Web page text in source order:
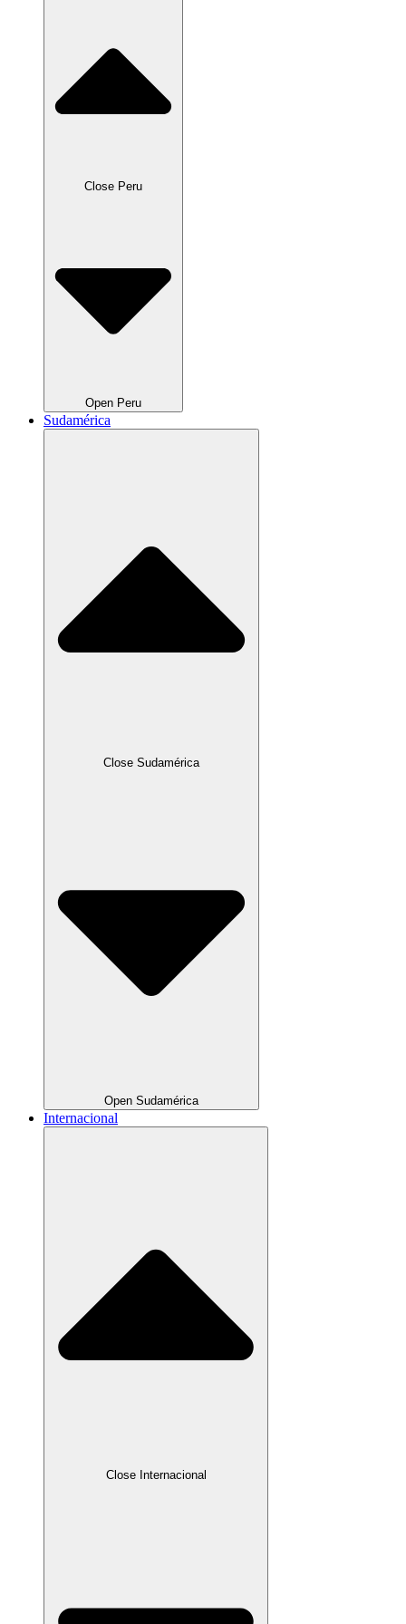
Close Peru
Open Peru
Sudamérica
Close Sudamérica
Open Sudamérica
Internacional
Close Internacional